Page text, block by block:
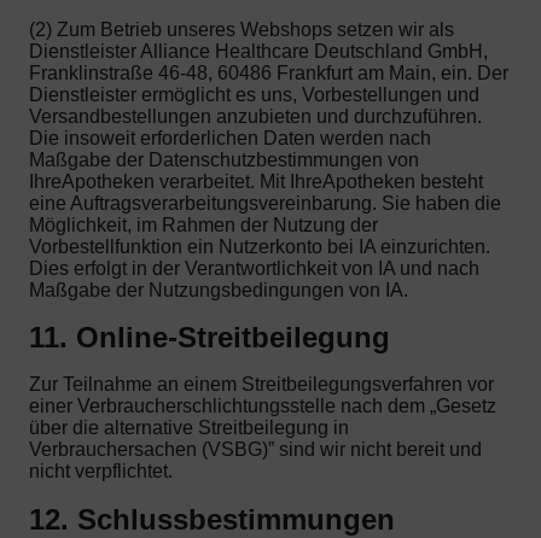
(2) Zum Betrieb unseres Webshops setzen wir als
Dienstleister Alliance Healthcare Deutschland GmbH,
Franklinstraße 46-48, 60486 Frankfurt am Main, ein. Der
Dienstleister ermöglicht es uns, Vorbestellungen und
Versandbestellungen anzubieten und durchzuführen.
Die insoweit erforderlichen Daten werden nach
Maßgabe der Datenschutzbestimmungen von
IhreApotheken verarbeitet. Mit IhreApotheken besteht
eine Auftragsverarbeitungsvereinbarung. Sie haben die
Möglichkeit, im Rahmen der Nutzung der
Vorbestellfunktion ein Nutzerkonto bei IA einzurichten.
Dies erfolgt in der Verantwortlichkeit von IA und nach
Maßgabe der Nutzungsbedingungen von IA.
11. Online-Streitbeilegung
Zur Teilnahme an einem Streitbeilegungsverfahren vor
einer Verbraucherschlichtungsstelle nach dem „Gesetz
über die alternative Streitbeilegung in
Verbrauchersachen (VSBG)” sind wir nicht bereit und
nicht verpflichtet.
12. Schlussbestimmungen